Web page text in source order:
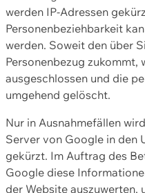
werden IP-Adressen
Personenbeziehbarkeit
werden. Soweit den über
Personenbezug
ausgeschlossen und die
umgehend gelöscht.
Nur in Ausnahmefällen
Server von Google in den
gekürzt. Im Auftrag des
Google diese
der Website auszuwerten,